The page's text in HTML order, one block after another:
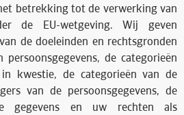
betrekking tot de verwerking van
de EU-wetgeving. Wij geven
de doeleinden en rechtsgronden
de categorieën
in kwestie, de categorieën van de
van de persoonsgegevens, de
gegevens en uw rechten als